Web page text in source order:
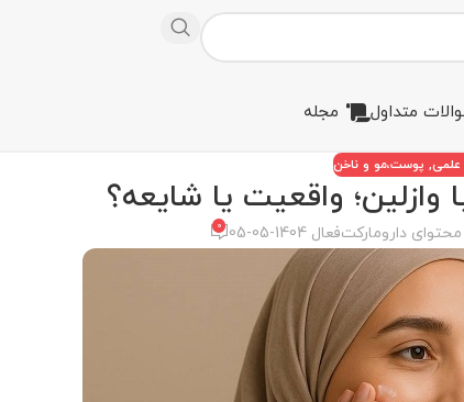
متداول مجله
علمی, پوست،مو و ناخن
واقعیت یا شایعه؟
محتوای دارومارکتفعال 1404-05-05 0